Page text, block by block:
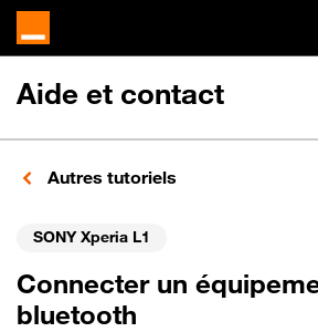
Aide et contact
Autres tutoriels
SONY Xperia L1
Connecter un
bluetooth